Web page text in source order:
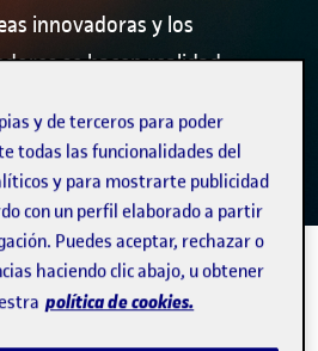
innovadoras y los
se hacen realidad
programas
y de terceros para poder
todas las funcionalidades del
y para mostrarte publicidad
con un perfil elaborado a partir
Puedes aceptar, rechazar o
haciendo clic abajo, u obtener
política de cookies.